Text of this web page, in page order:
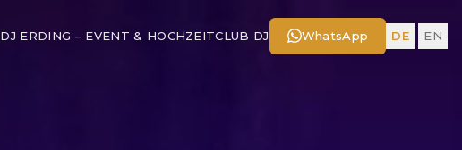
DJ ERDING – EVENT & HOCHZEITCLUB DJ WhatsApp DE EN